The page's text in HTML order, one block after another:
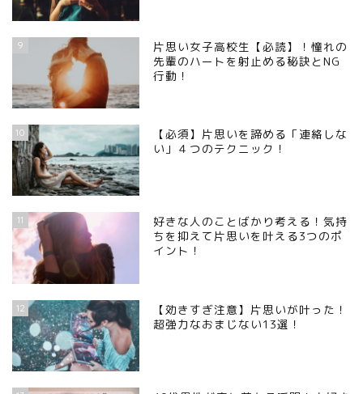
9
片思い女子高校生【必読】！憧れの
先輩のハートを射止める秘訣とNG
行動！
10
【必須】片思いを諦める「連絡しな
い」４つのテクニック！
11
好きな人のことばかり考える！気持
ちを抑えて片思いを叶える3つのポ
イント！
12
【効きすぎ注意】片思いが叶った！
超強力なおまじない13選！